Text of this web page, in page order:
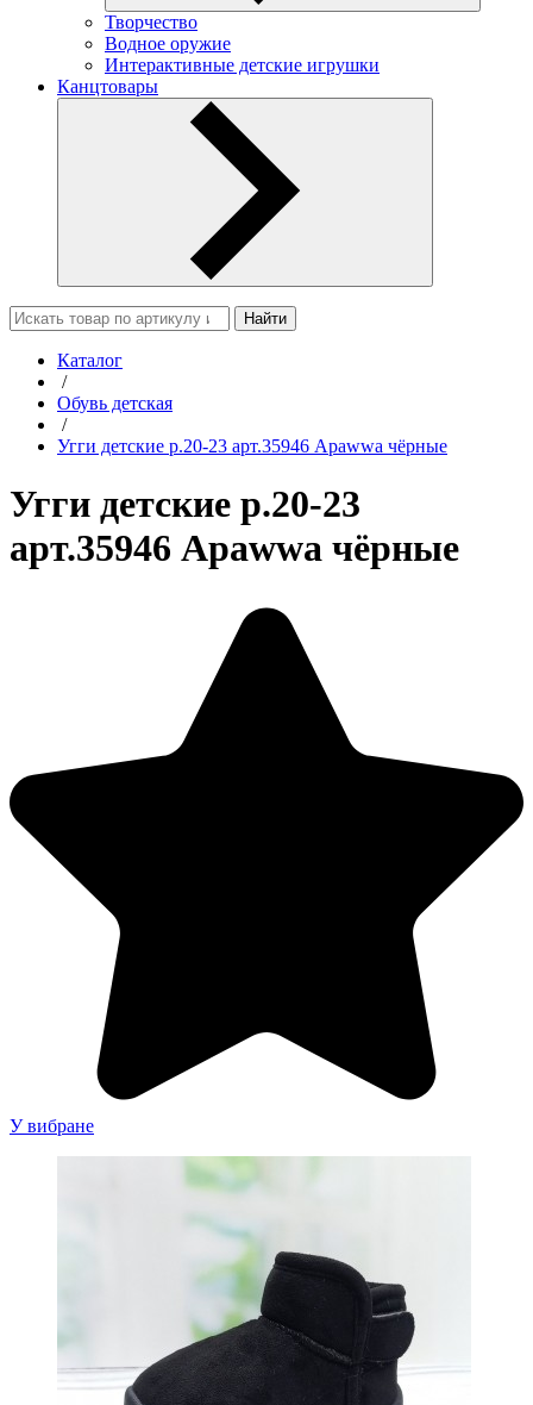
Творчество
Водное оружие
Интерактивные детские игрушки
Канцтовары
Найти
Каталог
/
Обувь детская
/
Угги детские р.20-23 арт.35946 Apawwa чёрные
Угги детские р.20-23
арт.35946 Apawwa чёрные
У вибране